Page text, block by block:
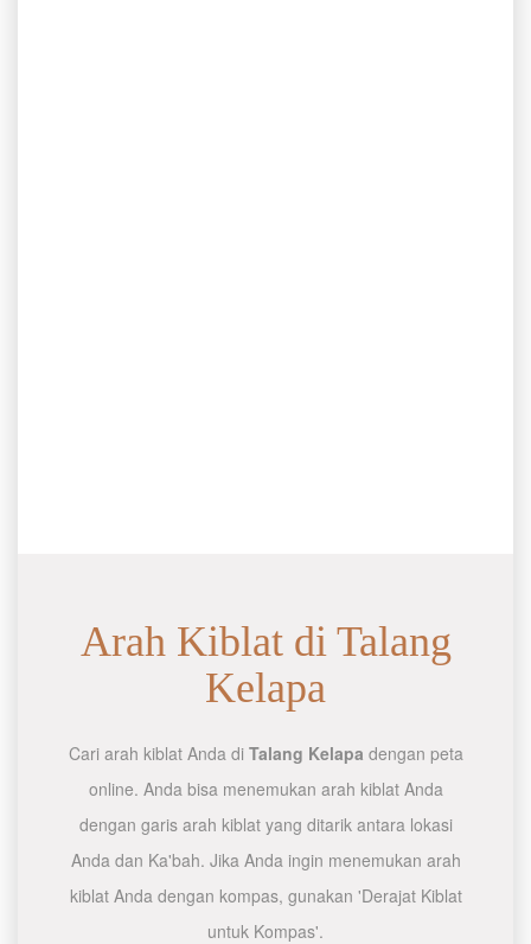
Arah Kiblat di Talang
Kelapa
Cari arah kiblat Anda di Talang Kelapa dengan peta
online. Anda bisa menemukan arah kiblat Anda
dengan garis arah kiblat yang ditarik antara lokasi
Anda dan Ka'bah. Jika Anda ingin menemukan arah
kiblat Anda dengan kompas, gunakan 'Derajat Kiblat
untuk Kompas'.